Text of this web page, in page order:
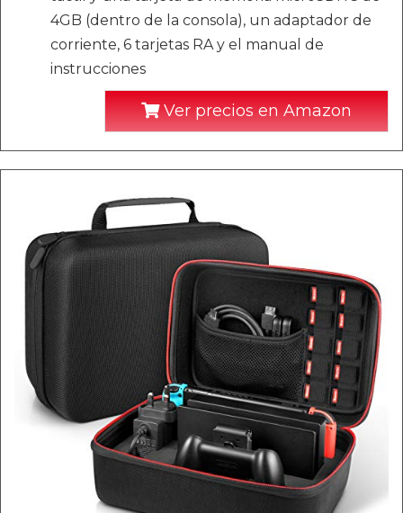
4GB (dentro de la consola), un adaptador de
corriente, 6 tarjetas RA y el manual de
instrucciones
Ver precios en Amazon